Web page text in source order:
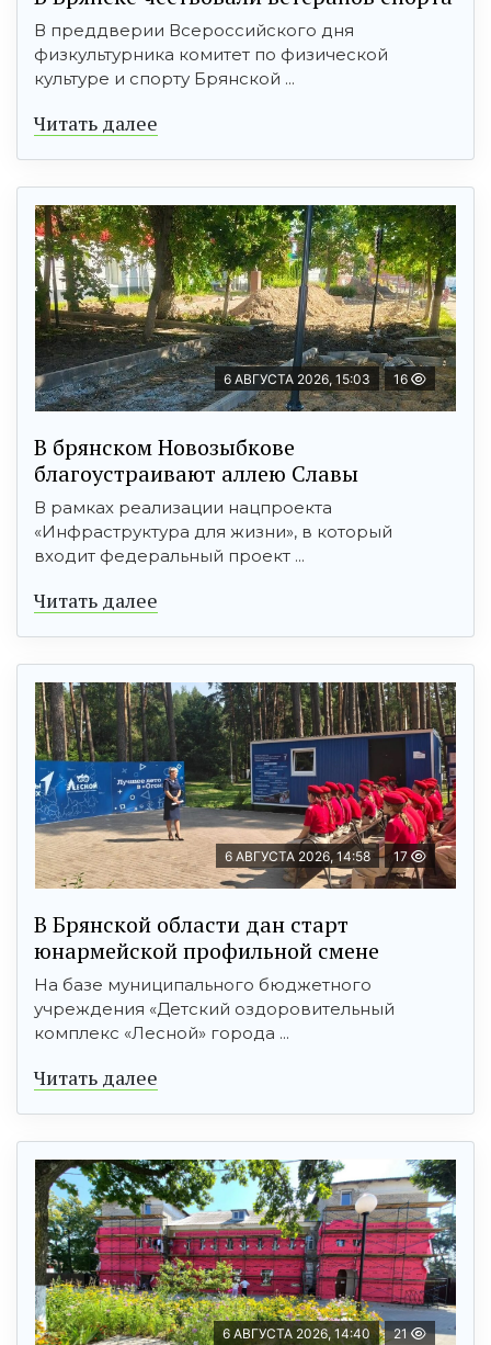
В преддверии Всероссийского дня
физкультурника комитет по физической
культуре и спорту Брянской ...
Читать далее
6 АВГУСТА 2026, 15:03 16
В брянском Новозыбкове
благоустраивают аллею Славы
В рамках реализации нацпроекта
«Инфраструктура для жизни», в который
входит федеральный проект ...
Читать далее
6 АВГУСТА 2026, 14:58 17
В Брянской области дан старт
юнармейской профильной смене
На базе муниципального бюджетного
учреждения «Детский оздоровительный
комплекс «Лесной» города ...
Читать далее
6 АВГУСТА 2026, 14:40 21